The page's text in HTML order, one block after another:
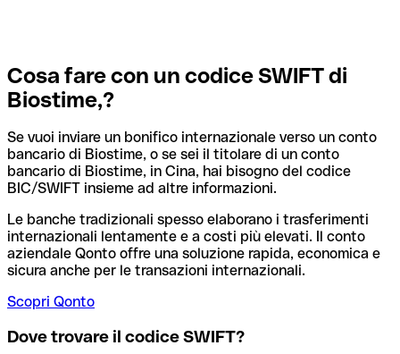
Cosa fare con un codice SWIFT di
Biostime,?
Se vuoi inviare un bonifico internazionale verso un conto
bancario di Biostime, o se sei il titolare di un conto
bancario di Biostime, in Cina, hai bisogno del codice
BIC/SWIFT insieme ad altre informazioni.
Le banche tradizionali spesso elaborano i trasferimenti
internazionali lentamente e a costi più elevati. Il conto
aziendale Qonto offre una soluzione rapida, economica e
sicura anche per le transazioni internazionali.
Scopri Qonto
Dove trovare il codice SWIFT?